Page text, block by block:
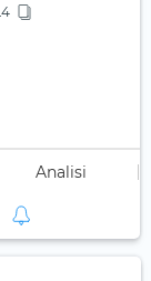
Analisi